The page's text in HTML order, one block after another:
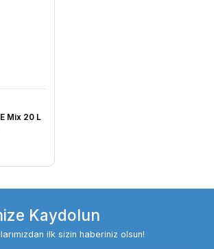
Mix 20 L
Kaydolun
ilk sizin haberiniz olsun!